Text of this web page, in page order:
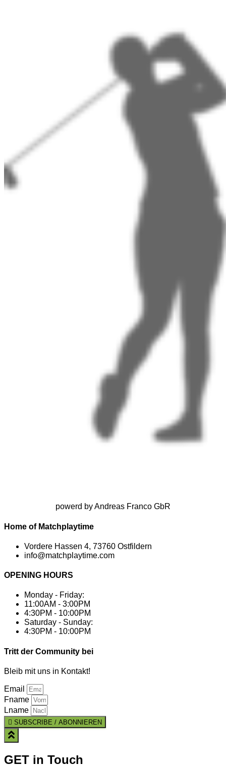
powerd by Andreas Franco GbR
Home of Matchplaytime
Vordere Hassen 4, 73760 Ostfildern
info@matchplaytime.com
OPENING HOURS
Monday - Friday:
11:00AM - 3:00PM
4:30PM - 10:00PM
Saturday - Sunday:
4:30PM - 10:00PM
Tritt der Community bei
Bleib mit uns in Kontakt!
Email
Fname
Lname
SUBSCRIBE / ABONNIEREN
GET in Touch